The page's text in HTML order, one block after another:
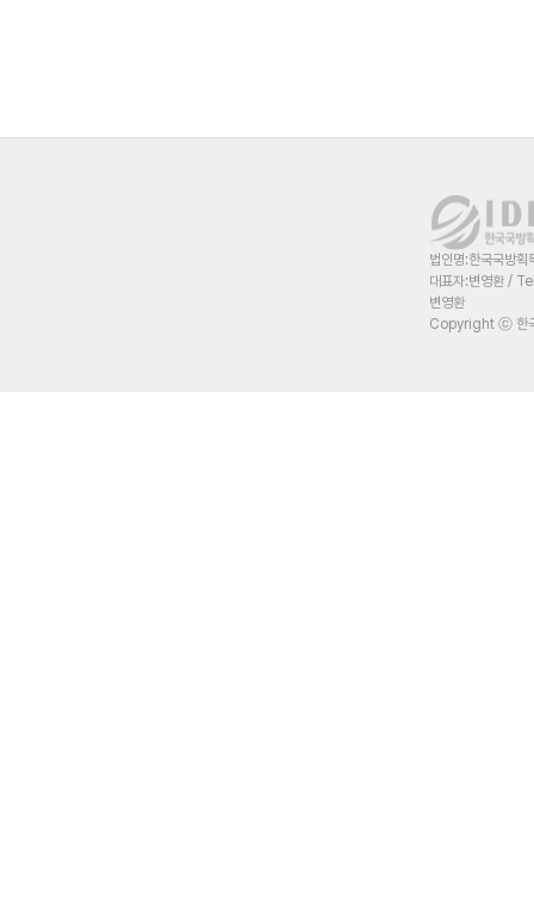
법인명:한국국방
대표자:변영환 /
변영환
Copyright ⓒ 한